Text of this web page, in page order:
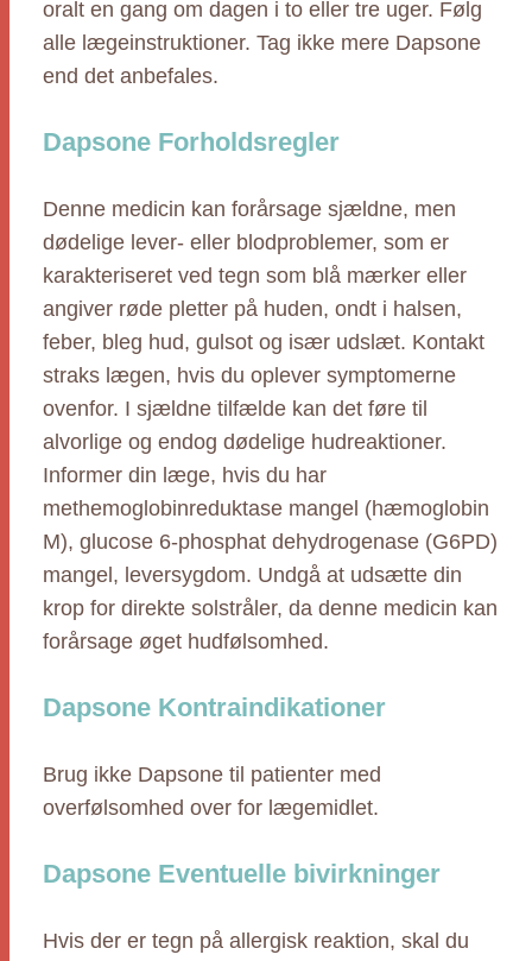
oralt en gang om dagen i to eller tre uger. Følg
alle lægeinstruktioner. Tag ikke mere Dapsone
end det anbefales.
Dapsone Forholdsregler
Denne medicin kan forårsage sjældne, men
dødelige lever- eller blodproblemer, som er
karakteriseret ved tegn som blå mærker eller
angiver røde pletter på huden, ondt i halsen,
feber, bleg hud, gulsot og især udslæt. Kontakt
straks lægen, hvis du oplever symptomerne
ovenfor. I sjældne tilfælde kan det føre til
alvorlige og endog dødelige hudreaktioner.
Informer din læge, hvis du har
methemoglobinreduktase mangel (hæmoglobin
M), glucose 6-phosphat dehydrogenase (G6PD)
mangel, leversygdom. Undgå at udsætte din
krop for direkte solstråler, da denne medicin kan
forårsage øget hudfølsomhed.
Dapsone Kontraindikationer
Brug ikke Dapsone til patienter med
overfølsomhed over for lægemidlet.
Dapsone Eventuelle bivirkninger
Hvis der er tegn på allergisk reaktion, skal du